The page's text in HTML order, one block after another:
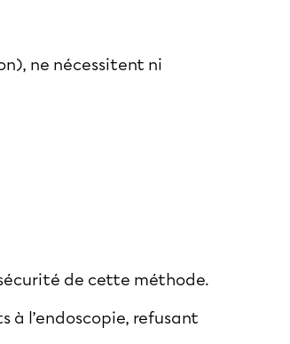
ne nécessitent ni
de cette méthode.
l’endoscopie, refusant